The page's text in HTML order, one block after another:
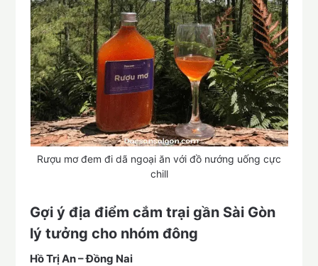
Rượu mơ đem đi dã ngoại ăn với đồ nướng uống cực
chill
Gợi ý địa điểm cắm trại gần Sài Gòn
lý tưởng cho nhóm đông
HồTrị An– Đồng Nai